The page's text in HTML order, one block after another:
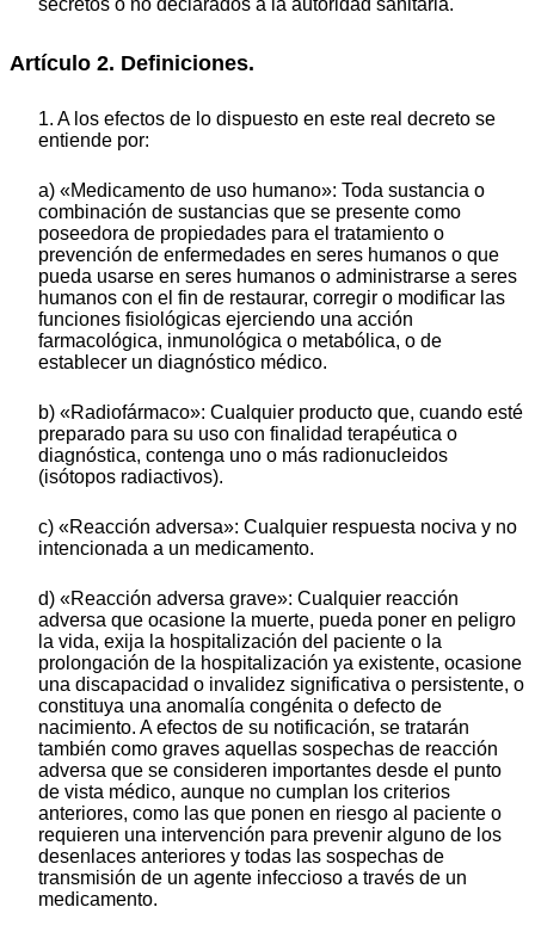
secretos o no declarados a la autoridad sanitaria.
Artículo 2. Definiciones.
1. A los efectos de lo dispuesto en este real decreto se
entiende por:
a) «Medicamento de uso humano»: Toda sustancia o
combinación de sustancias que se presente como
poseedora de propiedades para el tratamiento o
prevención de enfermedades en seres humanos o que
pueda usarse en seres humanos o administrarse a seres
humanos con el fin de restaurar, corregir o modificar las
funciones fisiológicas ejerciendo una acción
farmacológica, inmunológica o metabólica, o de
establecer un diagnóstico médico.
b) «Radiofármaco»: Cualquier producto que, cuando esté
preparado para su uso con finalidad terapéutica o
diagnóstica, contenga uno o más radionucleidos
(isótopos radiactivos).
c) «Reacción adversa»: Cualquier respuesta nociva y no
intencionada a un medicamento.
d) «Reacción adversa grave»: Cualquier reacción
adversa que ocasione la muerte, pueda poner en peligro
la vida, exija la hospitalización del paciente o la
prolongación de la hospitalización ya existente, ocasione
una discapacidad o invalidez significativa o persistente, o
constituya una anomalía congénita o defecto de
nacimiento. A efectos de su notificación, se tratarán
también como graves aquellas sospechas de reacción
adversa que se consideren importantes desde el punto
de vista médico, aunque no cumplan los criterios
anteriores, como las que ponen en riesgo al paciente o
requieren una intervención para prevenir alguno de los
desenlaces anteriores y todas las sospechas de
transmisión de un agente infeccioso a través de un
medicamento.